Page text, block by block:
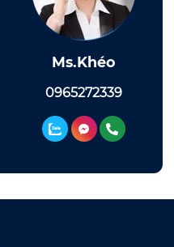
Ms.Khéo
0965272339